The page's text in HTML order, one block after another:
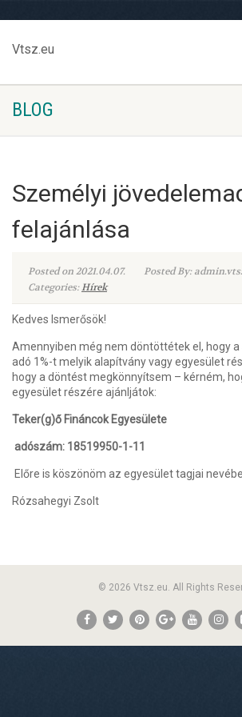
Vtsz.eu
BLOG
Személyi
felajánlása
Posted on 2021.04.07.
Posted By:
Categories:Hírek
Kedves Ismerősök!
Amennyiben még nem döntöttétek el, hogy
adó 1%-t melyik alapítvány vagy egyesület
hogy a döntést megkönnyítsem – kérném,
egyesület részére ajánljátok:
Teker(g)ő Fináncok Egyesülete
adószám: 18519950-1-11
Előre is köszönöm az egyesület tagjai
Rózsahegyi Zsolt
© 2026 Vtsz.eu. All Rights